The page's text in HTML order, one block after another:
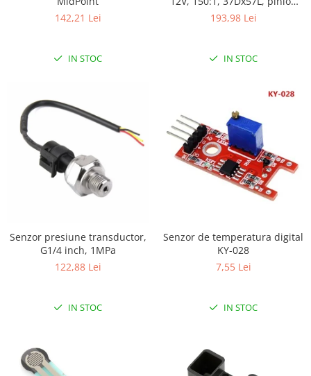
142,21 Lei
IN STOC
elicoidal
193,98 Lei
IN STOC
Senzor presiune transductor,
G1/4 inch, 1MPa
122,88 Lei
IN STOC
Senzor de temperatura digital
KY-028
7,55 Lei
IN STOC